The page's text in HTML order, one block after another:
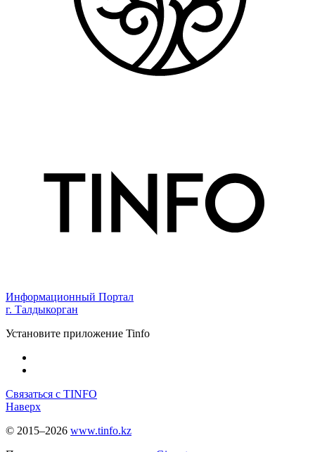
Информационный Портал
г. Талдыкорган
Установите приложение Tinfo
Связаться с TINFO
Наверх
© 2015–2026 www.tinfo.kz